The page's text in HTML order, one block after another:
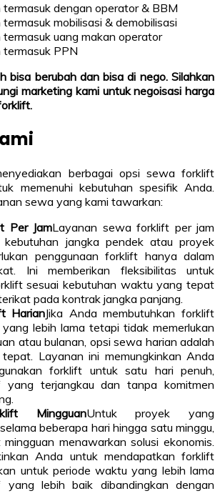
termasuk dengan operator & BBM
mobilisasi & demobilisasi
termasuk uang makan operator
termasuk PPN
bisa berubah dan bisa di nego. Silahkan
marketing kami untuk negoisasi harga
berbagai opsi sewa forklift
memenuhi kebutuhan spesifik Anda.
sewa yang kami tawarkan:
Per JamLayanan sewa forklift per jam
kebutuhan jangka pendek atau proyek
penggunaan forklift hanya dalam
Ini memberikan fleksibilitas untuk
sesuai kebutuhan waktu yang tepat
pada kontrak jangka panjang.
HarianJika Anda membutuhkan forklift
lebih lama tetapi tidak memerlukan
atau bulanan, opsi sewa harian adalah
Layanan ini memungkinkan Anda
forklift untuk satu hari penuh,
yang terjangkau dan tanpa komitmen
MingguanUntuk proyek yang
beberapa hari hingga satu minggu,
menawarkan solusi ekonomis.
Anda untuk mendapatkan forklift
untuk periode waktu yang lebih lama
yang lebih baik dibandingkan dengan